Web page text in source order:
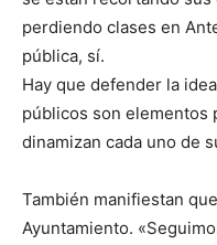
perdiendo clases en
pública, sí.
Hay que defender la
públicos son elementos
dinamizan cada uno de
También manifiestan
Ayuntamiento.